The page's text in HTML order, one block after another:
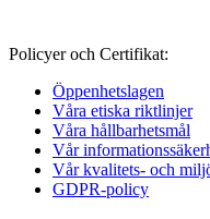
Policyer och Certifikat:
Öppenhetslagen
Våra etiska riktlinjer
Våra hållbarhetsmål
Vår
Vår kvalitets- och
GDPR-policy